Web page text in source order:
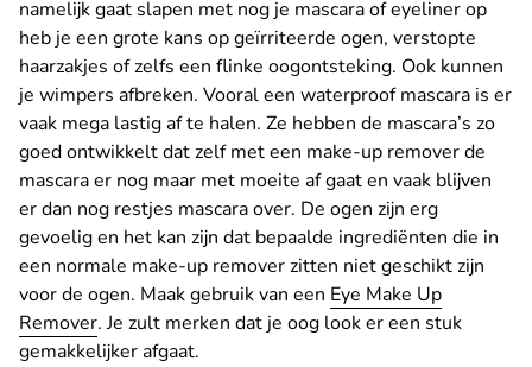
namelijk gaat slapen met nog je mascara of eyeliner op
heb je een grote kans op geïrriteerde ogen, verstopte
haarzakjes of zelfs een flinke oogontsteking. Ook kunnen
je wimpers afbreken. Vooral een waterproof mascara is er
vaak mega lastig af te halen. Ze hebben de mascara’s zo
goed ontwikkelt dat zelf met een make-up remover de
mascara er nog maar met moeite af gaat en vaak blijven
er dan nog restjes mascara over. De ogen zijn erg
gevoelig en het kan zijn dat bepaalde ingrediënten die in
een normale make-up remover zitten niet geschikt zijn
voor de ogen. Maak gebruik van een Eye Make Up
Remover. Je zult merken dat je oog look er een stuk
gemakkelijker afgaat.